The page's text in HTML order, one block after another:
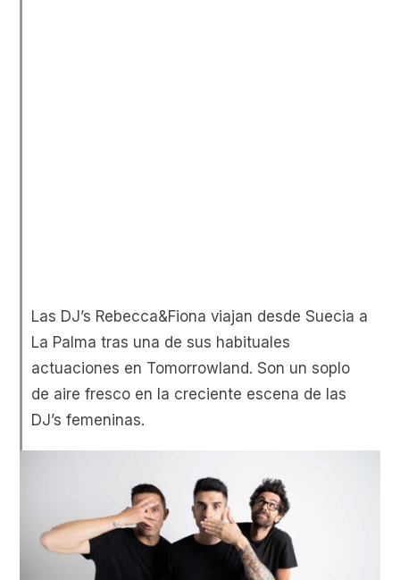
Las DJ’s Rebecca&Fiona viajan desde Suecia a
La Palma tras una de sus habituales
actuaciones en Tomorrowland. Son un soplo
de aire fresco en la creciente escena de las
DJ’s femeninas.